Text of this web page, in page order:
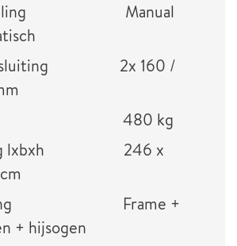
Manual
2x 160 /
480 kg
lxbxh 246 x
Frame +
+ hijsogen